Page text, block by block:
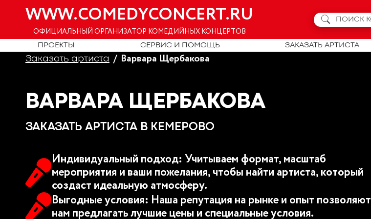
WWW.COMEDYCONCERT.RU
ОФИЦИАЛЬНЫЙ ОРГАНИЗАТОР КОМЕДИЙНЫХ КОНЦЕРТОВ
ПРОЕКТЫ СЕРВИС И ПОМОЩЬ ЗАКАЗАТЬ АРТИСТА
Заказать артиста Варвара Щербакова
ВАРВАРА ЩЕРБАКОВА
ЗАКАЗАТЬ АРТИСТА В КЕМЕРОВО
Индивидуальный подход: Учитываем формат, масштаб
мероприятия и ваши пожелания, чтобы найти артиста, который
создаст идеальную атмосферу.
Выгодные условия: Наша репутация на рынке и опыт позволяют
нам предлагать лучшие цены и специальные условия.